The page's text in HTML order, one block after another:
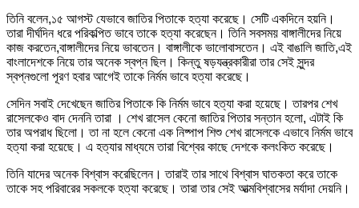
তিনি বলেন,১৫ আগস্ট যেভাবে জাতির পিতাকে হত্যা করেছে। সেটি একদিনে হয়নি।
তারা দীর্ঘদিন ধরে পরিকল্পিত ভাবে তাকে হত্যা করেছেন। তিনি সবসময় বাঙ্গালীদের নিয়ে
কাজ করতেন,বাঙ্গালীদের নিয়ে ভাবতেন। বাঙ্গালীকে ভালোবাসতেন। এই বাঙালি জাতি,এই
বাংলাদেশকে নিয়ে তার অনেক স্বপ্ন ছিল। কিন্তু ষড়যন্ত্রকারীরা তার সেই সুন্দর
স্বপ্নগুলো পূরণ হবার আগেই তাকে নির্মম ভাবে হত্যা করেছে।
সেদিন সবাই দেখেছেন জাতির পিতাকে কি নির্মম ভাবে হত্যা করা হয়েছে। তারপর শেখ
রাসেলকেও বাদ দেননি তারা । শেখ রাসেল কেনো জাতির পিতার সন্তান হলো, এটাই কি
তার অপরাধ ছিলো। তা না হলে কেনো এক নিষ্পাপ শিশু শেখ রাসেলকে এভাবে নির্মম ভাবে
হত্যা করা হয়েছে। এ হত্যার মাধ্যমে তারা বিশ্বের কাছে দেশকে কলংকিত করেছে।
তিনি যাদের অনেক বিশ্বাস করেছিলেন। তারাই তার সাথে বিশ্বাস ঘাতকতা করে তাকে
তাকে সহ পরিবারের সকলকে হত্যা করেছে। তারা তার সেই আত্মবিশ্বাসের মর্যাদা দেয়নি।